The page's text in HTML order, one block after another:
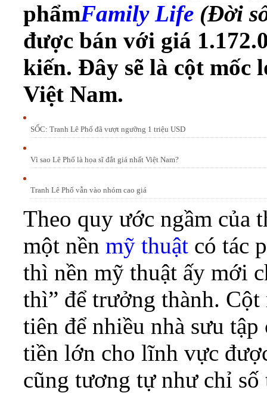
phẩmFamily Life (Đời
được bán với giá
kiến. Đây sẽ là cột mốc
Việt Nam.
SỐC: Tranh Lê Phổ đã vượt ngưỡng 1 triệu USD
Vì sao Lê Phổ là họa sĩ đắt giá nhất Việt Nam?
Tranh Lê Phổ vẫn vào nhóm cao giá
Theo quy ước ngầm của
một nền mỹ thuật có tác
thì nền mỹ thuật ấy mới
thì” để trưởng thành.
tiên để nhiều nhà sưu
tiền lớn cho lĩnh vực
cũng tương tự như chỉ